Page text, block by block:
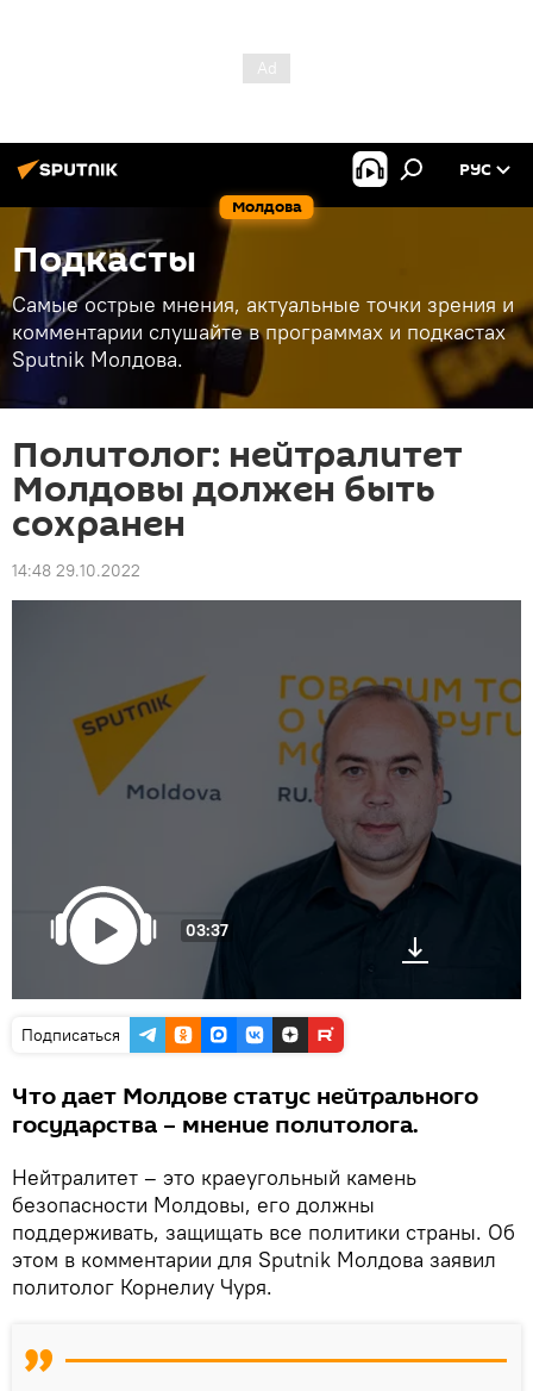
Молдова
РУС
Подкасты
Самые острые мнения, актуальные точки зрения и
комментарии слушайте в программах и подкастах
Sputnik Молдова.
Политолог: нейтралитет
Молдовы должен быть
сохранен
14:48 29.10.2022
03:37
Подписаться
Что дает Молдове статус нейтрального
государства – мнение политолога.
Нейтралитет – это краеугольный камень
безопасности Молдовы, его должны
поддерживать, защищать все политики страны. Об
этом в комментарии для Sputnik Молдова заявил
политолог Корнелиу Чуря.